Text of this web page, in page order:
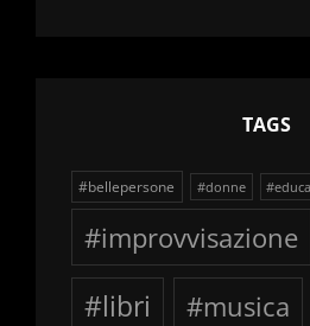
TAGS
#bellepersone #donne
#improvvisazione
#libri
#musica